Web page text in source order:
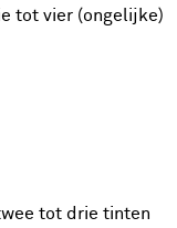
tot vier (ongelijke)
tot drie tinten